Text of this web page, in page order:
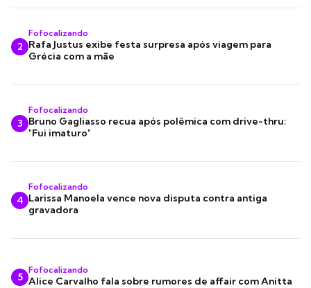
2
Fofocalizando
Rafa Justus exibe festa surpresa após viagem para
Grécia com a mãe
3
Fofocalizando
Bruno Gagliasso recua após polêmica com drive-thru:
"Fui imaturo"
4
Fofocalizando
Larissa Manoela vence nova disputa contra antiga
gravadora
5
Fofocalizando
Alice Carvalho fala sobre rumores de affair com Anitta